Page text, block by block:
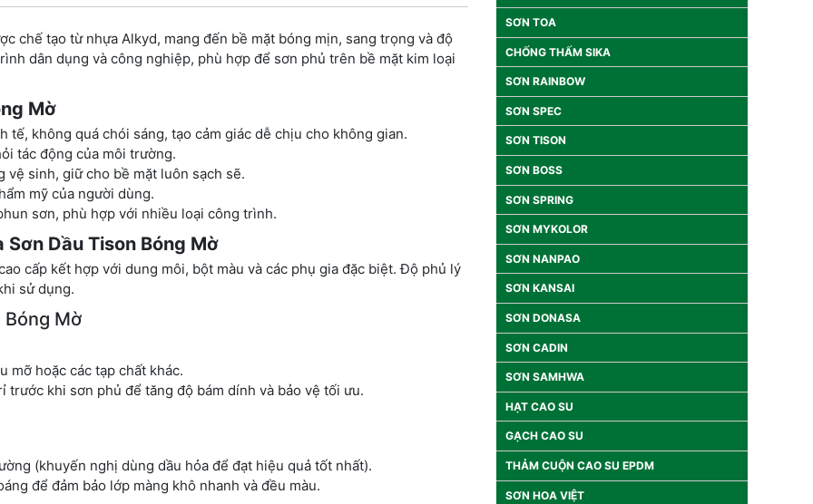
chế tạo từ nhựa Alkyd, mang đến bề mặt bóng mịn, sang trọng và độ
dân dụng và công nghiệp, phù hợp để sơn phủ trên bề mặt kim loại
Mờ
tế, không quá chói sáng, tạo cảm giác dễ chịu cho không gian.
tác động của môi trường.
vệ sinh, giữ cho bề mặt luôn sạch sẽ.
mỹ của người dùng.
sơn, phù hợp với nhiều loại công trình.
Dầu Tison Bóng Mờ
cấp kết hợp với dung môi, bột màu và các phụ gia đặc biệt. Độ phủ lý
sử dụng.
Bóng Mờ
mỡ hoặc các tạp chất khác.
khi sơn phủ để tăng độ bám dính và bảo vệ tối ưu.
(khuyến nghị dùng dầu hỏa để đạt hiệu quả tốt nhất).
để đảm bảo lớp màng khô nhanh và đều màu.
SƠN TOA
CHỐNG THẤM SIKA
SƠN RAINBOW
SƠN SPEC
SƠN TISON
SƠN BOSS
SƠN SPRING
SƠN MYKOLOR
SƠN NANPAO
SƠN KANSAI
SƠN DONASA
SƠN CADIN
SƠN SAMHWA
HẠT CAO SU
GẠCH CAO SU
THẢM CUỘN CAO SU EPDM
SƠN HOA VIỆT